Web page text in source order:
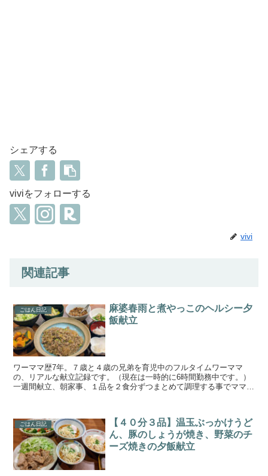
シェアする
viviをフォローする
vivi
関連記事
ごはん日記
麻婆春雨と煮やっこのヘルシー夕
飯献立
ワーママ歴7年。７歳と４歳の兄弟を育児中のフルタイムワーママ
の、リアルな献立記録です。（現在は一時的に6時間勤務中です。）
一週間献立、朝家事、１品を２食分ずつまとめて調理する事でママが
ごはん日記
【４０分３品】温玉ぶっかけうど
ん、豚のしょうが焼き、野菜のチ
ーズ焼きの夕飯献立